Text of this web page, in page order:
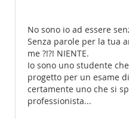
No sono io ad essere
Senza parole per la tua
me ?!?! NIENTE.
Io sono uno studente
progetto per un esame
certamente uno che si
professionista...